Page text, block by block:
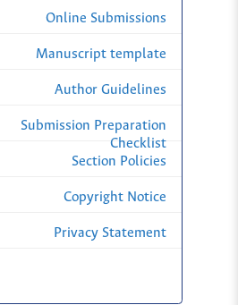
Online Submissions
Manuscript template
Author Guidelines
Submission Preparation
Checklist
Section Policies
Copyright Notice
Privacy Statement